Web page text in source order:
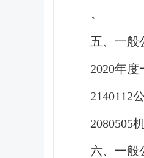
。
五、一般
2020年
2140112
2080505
六、一般